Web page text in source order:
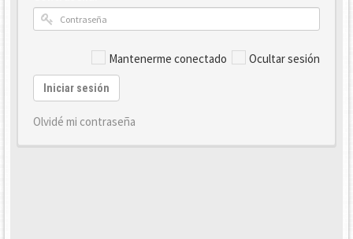
Mantenerme conectado Ocultar sesión
Iniciar sesión
Olvidé mi contraseña